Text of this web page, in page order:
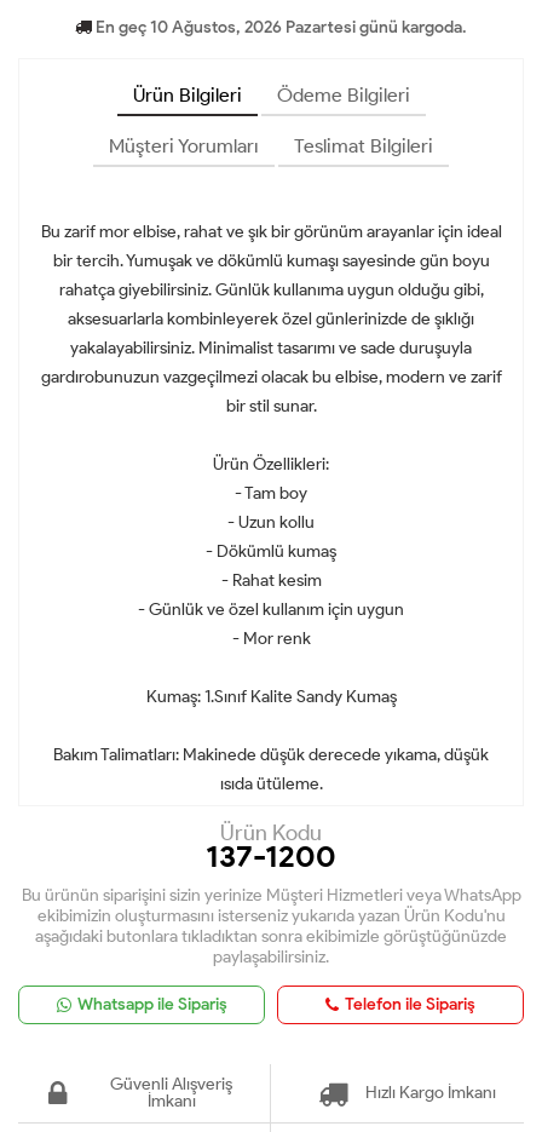
En geç 10 Ağustos, 2026 Pazartesi günü kargoda.
Ürün Bilgileri Ödeme Bilgileri
Müşteri Yorumları Teslimat Bilgileri
Bu zarif mor elbise, rahat ve şık bir görünüm arayanlar için ideal
bir tercih. Yumuşak ve dökümlü kumaşı sayesinde gün boyu
rahatça giyebilirsiniz. Günlük kullanıma uygun olduğu gibi,
aksesuarlarla kombinleyerek özel günlerinizde de şıklığı
yakalayabilirsiniz. Minimalist tasarımı ve sade duruşuyla
gardırobunuzun vazgeçilmezi olacak bu elbise, modern ve zarif
bir stil sunar.
Ürün Özellikleri:
- Tam boy
- Uzun kollu
- Dökümlü kumaş
- Rahat kesim
- Günlük ve özel kullanım için uygun
- Mor renk
Kumaş: 1.Sınıf Kalite Sandy Kumaş
Bakım Talimatları: Makinede düşük derecede yıkama, düşük
ısıda ütüleme.
Ürün Kodu
137-1200
Bu ürünün siparişini sizin yerinize Müşteri Hizmetleri veya WhatsApp
ekibimizin oluşturmasını isterseniz yukarıda yazan Ürün Kodu'nu
aşağıdaki butonlara tıkladıktan sonra ekibimizle görüştüğünüzde
paylaşabilirsiniz.
Whatsapp ile Sipariş Telefon ile Sipariş
Güvenli Alışveriş
İmkanı
Hızlı Kargo İmkanı